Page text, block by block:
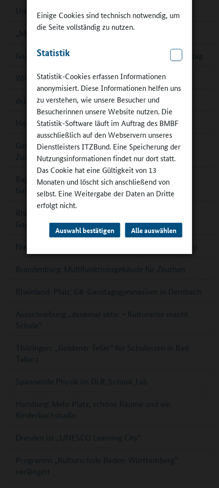
Einige Cookies sind technisch notwendig, um
die Seite vollständig zu nutzen.
Statistik
Statistik-Cookies erfassen Informationen
anonymisiert. Diese Informationen helfen uns
zu verstehen, wie unsere Besucher und
Besucherinnen unsere Website nutzen. Die
Statistik-Software läuft im Auftrag des BMBF
ausschließlich auf den Webservern unseres
Dienstleisters ITZBund. Eine Speicherung der
Nutzungsinformationen findet nur dort statt.
Das Cookie hat eine Gültigkeit von 13
Monaten und löscht sich anschließend von
selbst. Eine Weitergabe der Daten an Dritte
erfolgt nicht.
Auswahl bestätigen Alle auswählen
Umfrage zur Schulverpflegung in Cottbus
„Mein Bildungsraum“ in Ganztagsschulen
Ganztagsschulverband: Demokratiebildung im Ganztag
Wiener „Wasserschulen“
dsj-Bewegungskampagne MOVE wird fortgesetzt
Hessen: Musikalische Bildung in Ober-Ramstadt
Ganztagskongress zu multiprofessioneller
Zusammenarbeit in Berlin
Bayern: Pädagogische Fachkräfte für
Ganztagsbetreuung
Rheinland-Pfalz: Musikalisches Zusammenspiel im
Ganztag
Niedersachsen: Förderrichtlinie zum Ganztagsausbau
Brandenburg: Multifunktionsgebäude für Zeuthen
Rheinland-Pfalz: G8-Ganztagsgymnasium in Dernbach
Ausschreibung „denkmal aktiv – Kulturerbe macht
Schule‟
Thüringen: „Goldener Teller“ für Schulessen in Bad
Tabarz
Spannende Physik im DLR_School_Lab
Hamburg: Mehr Platz, schöne Räume und ein
Kinderkochstudio
Dresden ist „UNESCO Learning City“
Programm „Kulturschule Baden-Württemberg“
verlängert